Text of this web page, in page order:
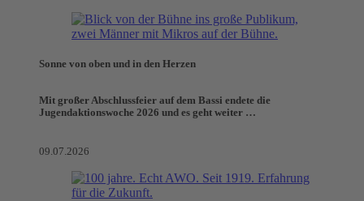
Sonne von oben und in den Herzen
Mit großer Abschlussfeier auf dem Bassi endete die
Jugendaktionswoche 2026 und es geht weiter …
09.07.2026